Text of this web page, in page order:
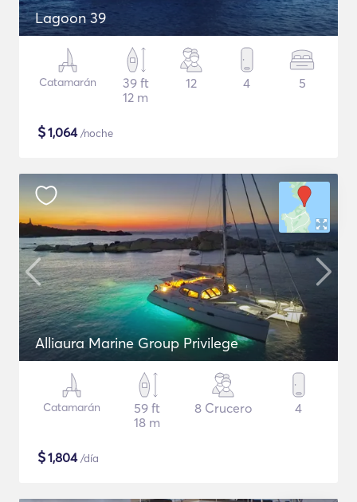
Lagoon 39
Catamarán
39 ft
12 m
12 4 5
$1,064/noche
Alliaura Marine Group Privilege
Catamarán
59 ft
18 m
8 Crucero 4
$1,804/día